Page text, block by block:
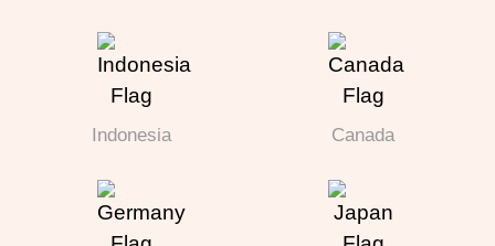
Indonesia Canada